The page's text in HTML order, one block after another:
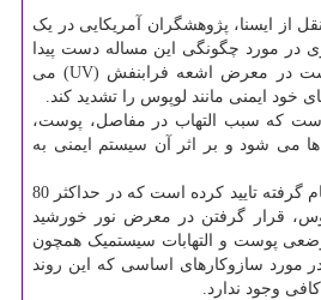
از ایسنا، پژوهشگران آمریکایی در یک
در مورد چگونگی این مساله دست پیدا
کردند که قرار گرفتن پوست در معرض اشعه فرابنفش (UV) می
خود ایمنی مانند لوپوس را تشدید کند.
است که سبب التهاب در مفاصل، پوست،
می شود و بر اثر آن سیستم ایمنی به
تحقیقاتی که در گذشته انجام گرفته تایید کرده است که در حداکثر 80
قرار گرفتن در معرض نور خورشید
پوست و التهابات سیستمیک همچون
مورد سازوکارهای اساسی که این روند
وجود ندارد.